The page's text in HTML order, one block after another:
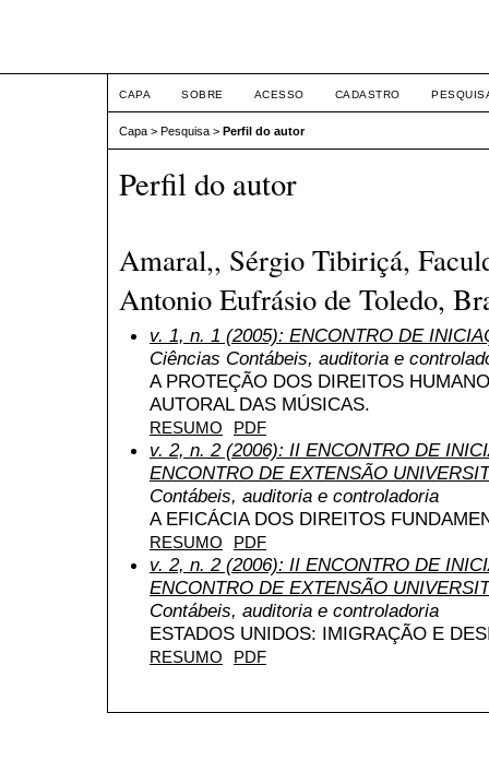
CAPA SOBRE ACESSO CADASTRO
Capa > Pesquisa > Perfil do autor
Perfil do autor
Amaral,, Sérgio Tibiriçá,
Antonio Eufrásio de Toledo,
v. 1, n. 1 (2005): ENCONTRO DE
Ciências Contábeis, auditoria e
A PROTEÇÃO DOS DIREITOS
AUTORAL DAS MÚSICAS.
RESUMO PDF
v. 2, n. 2 (2006): II ENCONTRO DE
ENCONTRO DE EXTENSÃO
Contábeis, auditoria e controladoria
A EFICÁCIA DOS DIREITOS
RESUMO PDF
v. 2, n. 2 (2006): II ENCONTRO DE
ENCONTRO DE EXTENSÃO
Contábeis, auditoria e controladoria
ESTADOS UNIDOS: IMIGRAÇÃO E
RESUMO PDF